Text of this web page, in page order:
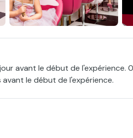
avant le début de l'expérience.
le début de l'expérience.